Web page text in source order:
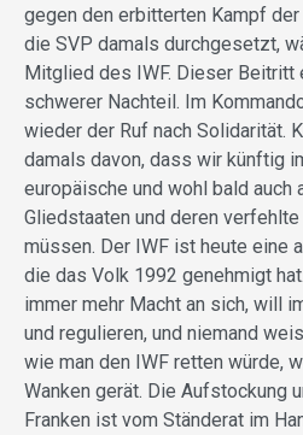
gegen den erbitterten Kampf
die SVP damals durchgesetzt,
Mitglied des IWF. Dieser Beitritt
schwerer Nachteil. Im
wieder der Ruf nach Solidarität.
damals davon, dass wir künftig
europäische und wohl bald auch
Gliedstaaten und deren
müssen. Der IWF ist heute eine
die das Volk 1992 genehmigt
immer mehr Macht an sich, will
und regulieren, und niemand
wie man den IWF retten würde,
Wanken gerät. Die Aufstockung
Franken ist vom Ständerat im